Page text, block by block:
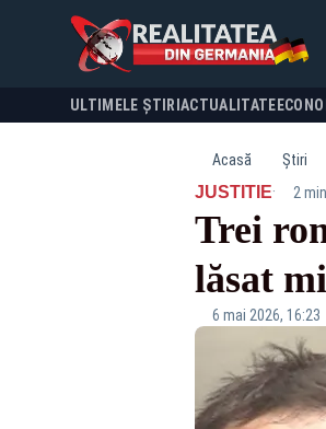
ULTIMELE ȘTIRI ACTUALITATE
Acasă Știri
JUSTITIE· 2
Trei
lăsat
6 mai 2026, 16:23